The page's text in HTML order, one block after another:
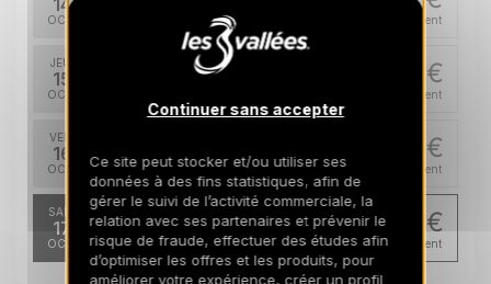
14
OCT. /hébergement
JEU.
15
OCT.
663 €
/hébergement
VEN.
16
OCT.
659 €
/hébergement
30/10/2026
SAM.
17
OCT.
656 €
/hébergement
Retour le
31/10/2026
Continuer sans accepter
Ce site peut stocker et/ou utiliser ses
données à des fins statistiques, afin de
gérer le suivi de l’activité commerciale, la
relation avec ses partenaires et prévenir le
risque de fraude, effectuer des études afin
d’optimiser les offres et les produits, pour
améliorer votre expérience, créer un profil